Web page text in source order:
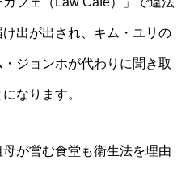
出が出され、キム・ユリの
ジョンホが代わりに聞き取
なります。
が営む食堂も衛生法を理由